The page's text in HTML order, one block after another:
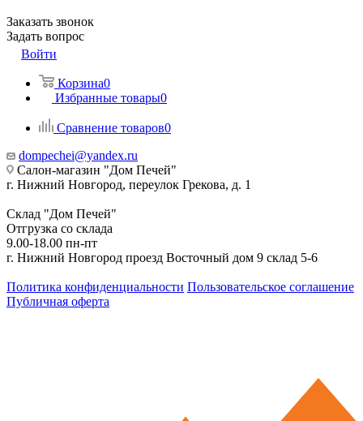
Заказать звонок
Задать вопрос
Войти
Корзина0
Избранные товары0
Сравнение товаров0
dompechei@yandex.ru
Салон-магазин "Дом Печей"
г. Нижний Новгород, переулок Грекова, д. 1
Склад "Дом Печей"
Отгрузка со склада
9.00-18.00 пн-пт
г. Нижний Новгород проезд Восточный дом 9 склад 5-6
Политика конфиденциальности Пользовательское соглашение
Публичная оферта